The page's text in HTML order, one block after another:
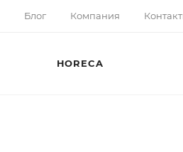
Блог Компания
HORECA